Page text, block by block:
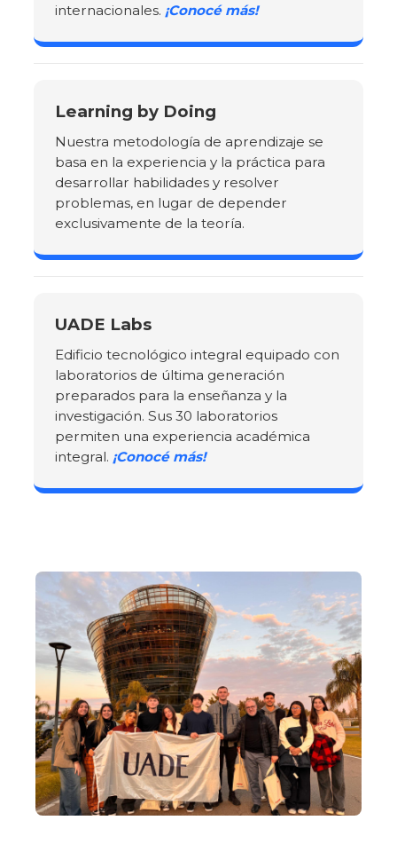
internacionales. ¡Conocé más!
Learning by Doing
Nuestra metodología de aprendizaje se
basa en la experiencia y la práctica para
desarrollar habilidades y resolver
problemas, en lugar de depender
exclusivamente de la teoría.
UADE Labs
Edificio tecnológico integral equipado con
laboratorios de última generación
preparados para la enseñanza y la
investigación. Sus 30 laboratorios
permiten una experiencia académica
integral. ¡Conocé más!